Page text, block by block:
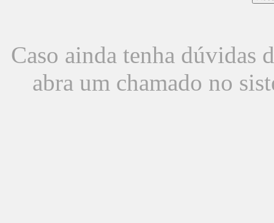
Caso ainda tenha dúvidas
abra um chamado no